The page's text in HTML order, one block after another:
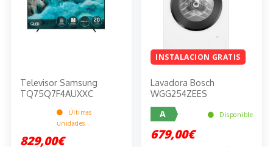
Televisor Samsung
TQ75Q7F4AUXXC
Últimas
unidades
829,00€
INSTALACION GRATIS
Lavadora Bosch
WGG254ZEES
A Disponible
679,00€